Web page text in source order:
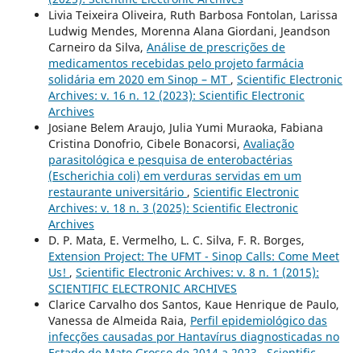
Livia Teixeira Oliveira, Ruth Barbosa Fontolan, Larissa
Ludwig Mendes, Morenna Alana Giordani, Jeandson
Carneiro da Silva, Análise de prescrições de
medicamentos recebidas pelo projeto farmácia
solidária em 2020 em Sinop – MT , Scientific Electronic
Archives: v. 16 n. 12 (2023): Scientific Electronic
Archives
Josiane Belem Araujo, Julia Yumi Muraoka, Fabiana
Cristina Donofrio, Cibele Bonacorsi, Avaliação
parasitológica e pesquisa de enterobactérias
(Escherichia coli) em verduras servidas em um
restaurante universitário , Scientific Electronic
Archives: v. 18 n. 3 (2025): Scientific Electronic
Archives
D. P. Mata, E. Vermelho, L. C. Silva, F. R. Borges,
Extension Project: The UFMT - Sinop Calls: Come Meet
Us! , Scientific Electronic Archives: v. 8 n. 1 (2015):
SCIENTIFIC ELECTRONIC ARCHIVES
Clarice Carvalho dos Santos, Kaue Henrique de Paulo,
Vanessa de Almeida Raia, Perfil epidemiológico das
infecções causadas por Hantavírus diagnosticadas no